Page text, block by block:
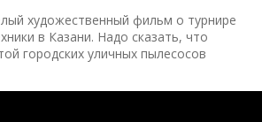
художественный фильм о турнире
в Казани. Надо сказать, что
городских уличных пылесосов